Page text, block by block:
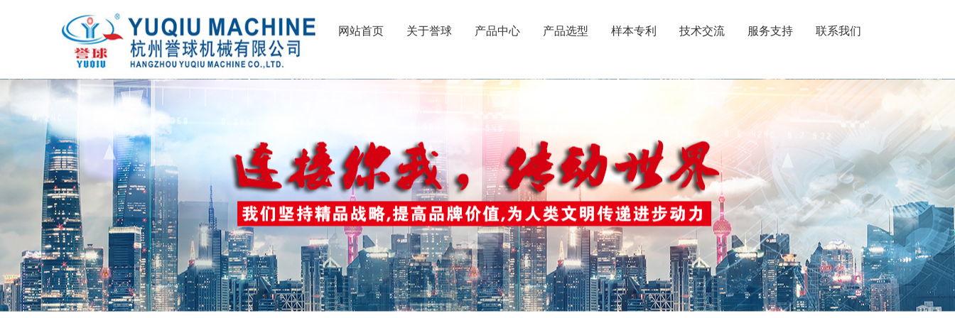
网站首页 关于誉球 产品中心 产品选型 样本专利 技术交流 服务支持 联系我们